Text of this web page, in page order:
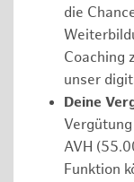
die
Coaching
unser
Deine
AVH
Funktion